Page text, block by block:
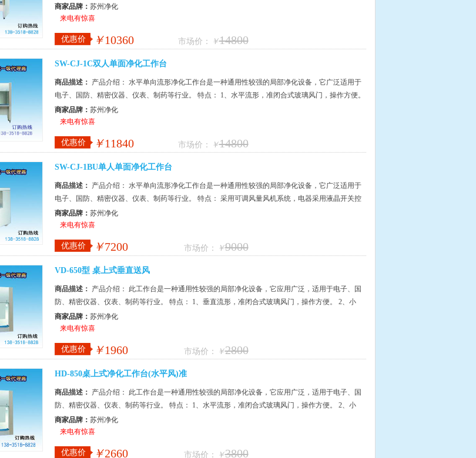
及操作异味对人体的刺激。 2、采...
商家品牌： 苏州净化
来电有惊喜
市场价： ￥14800
优惠价 ￥10360
SW-CJ-1C双人单面净化工作台
商品描述： 产品介绍： 水平单向流形净化工作台是一种通用性较强的局部净化设备，它广泛适用于
电子、国防、精密仪器、仪表、制药等行业。 特点： 1、水平流形，准闭合式玻璃风门，操作方便。
2、采用可调风量风机系统，电器采...
商家品牌： 苏州净化
来电有惊喜
市场价： ￥14800
优惠价 ￥11840
SW-CJ-1BU单人单面净化工作台
商品描述： 产品介绍： 水平单向流形净化工作台是一种通用性较强的局部净化设备，它广泛适用于
电子、国防、精密仪器、仪表、制药等行业。 特点： 采用可调风量风机系统，电器采用液晶开关控
制。保证工作区风速始终处于理想状...
商家品牌： 苏州净化
来电有惊喜
市场价： ￥9000
优惠价 ￥7200
VD-650型 桌上式垂直送风
商品描述： 产品介绍： 此工作台是一种通用性较强的局部净化设备，它应用广泛，适用于电子、国
防、精密仪器、仪表、制药等行业。 特点： 1、垂直流形，准闭合式玻璃风门，操作方便。 2、小
巧，可随意放置于一般工作台上操...
商家品牌： 苏州净化
来电有惊喜
市场价： ￥2800
优惠价 ￥1960
HD-850桌上式净化工作台(水平风)准
商品描述： 产品介绍： 此工作台是一种通用性较强的局部净化设备，它应用广泛，适用于电子、国
防、精密仪器、仪表、制药等行业。 特点： 1、水平流形，准闭合式玻璃风门，操作方便。 2、小
巧，可随意放置于一般工作台上操作，...
商家品牌： 苏州净化
来电有惊喜
市场价： ￥3800
优惠价 ￥2660